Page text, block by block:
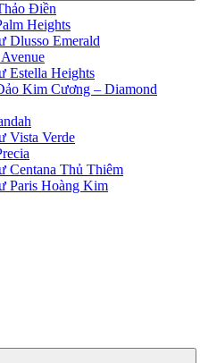
Điền
Heights
Dlusso Emerald
Estella Heights
Kim Cương – Diamond
Vista Verde
Centana Thủ Thiêm
Paris Hoàng Kim